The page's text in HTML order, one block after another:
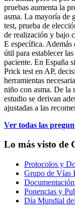
pruebas aumenta la
asma. La mayoría de
test, prueba de
de realización y bajo
E específica.
útil para establecer
paciente. En España
Prick test en AP,
herramientas
niño con asma. De la
estudio se derivan
ajustadas a las
Ver todas las
Lo más visto de
Protocolos y
Grupo de Vías
Ponencias y
Día Mundial